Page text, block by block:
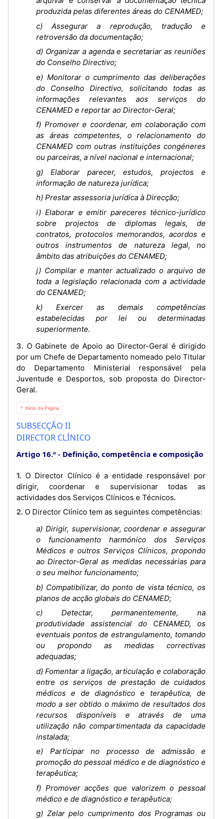
produzida pelas diferentes áreas do CENAMED;
c) Assegurar a reprodução, tradução e
retroversão da documentação;
d) Organizar a agenda e secretariar as reuniões
do Conselho Directivo;
e) Monitorar o cumprimento das deliberações
do Conselho Directivo, solicitando todas as
informações relevantes aos serviços do
CENAMED e reportar ao Director-Geral;
f) Promover e coordenar, em colaboração com
as áreas competentes, o relacionamento do
CENAMED com outras instituições congéneres
ou parceiras, a nível nacional e internacional;
g) Elaborar parecer, estudos, projectos e
informação de natureza jurídica;
h) Prestar assessoria jurídica à Direcção;
i) Elaborar e emitir pareceres técnico-jurídico
sobre projectos de diplomas legais, de
contratos, protocolos memorandos, acordos e
outros instrumentos de natureza legal, no
âmbito das atribuições do CENAMED;
j) Compilar e manter actualizado o arquivo de
toda a legislação relacionada com a actividade
do CENAMED;
k) Exercer as demais competências
estabelecidas por lei ou determinadas
superiormente.
3. O Gabinete de Apoio ao Director-Geral é dirigido
por um Chefe de Departamento nomeado pelo Titular
do Departamento Ministerial responsável pela
Juventude e Desportos, sob proposta do Director-
Geral.
⇡ Início da Página
SUBSECÇÃO II
DIRECTOR CLÍNICO
Artigo 16.º Definição, competência e composição
1. O Director Clínico é a entidade responsável por
dirigir, coordenar e supervisionar todas as
actividades dos Serviços Clínicos e Técnicos.
2. O Director Clínico tem as seguintes competências:
a) Dirigir, supervisionar, coordenar e assegurar
o funcionamento harmónico dos Serviços
Médicos e outros Serviços Clínicos, propondo
ao Director-Geral as medidas necessárias para
o seu melhor funcionamento;
b) Compatibilizar, do ponto de vista técnico, os
planos de acção globais do CENAMED;
c) Detectar, permanentemente, na
produtividade assistencial do CENAMED, os
eventuais pontos de estrangulamento, tomando
ou propondo as medidas correctivas
adequadas;
d) Fomentar a ligação, articulação e colaboração
entre os serviços de prestação de cuidados
médicos e de diagnóstico e terapêutica, de
modo a ser obtido o máximo de resultados dos
recursos disponíveis e através de uma
utilização não compartimentada da capacidade
instalada;
e) Participar no processo de admissão e
promoção do pessoal médico e de diagnóstico e
terapêutica;
f) Promover acções que valorizem o pessoal
médico e de diagnóstico e terapêutica;
g) Zelar pelo cumprimento dos Programas ou